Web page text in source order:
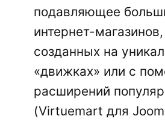
подавляющее
интернет-
созданных на
«движках» или с
расширений
(Virtuemart для